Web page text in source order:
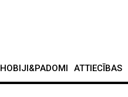
HOBIJI&PADOMI ATTIECĪBAS